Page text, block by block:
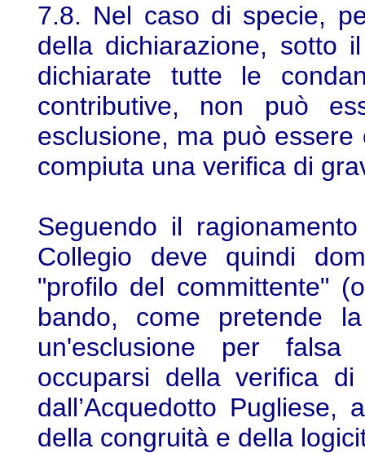
7.8. Nel caso di specie,
della dichiarazione, sotto
dichiarate tutte le
contributive, non può
esclusione, ma può
compiuta una verifica di
Seguendo il
Collegio deve quindi
"profilo del committente"
bando, come pretende
un'esclusione per
occuparsi della verifica
dall’Acquedotto
della congruità e della